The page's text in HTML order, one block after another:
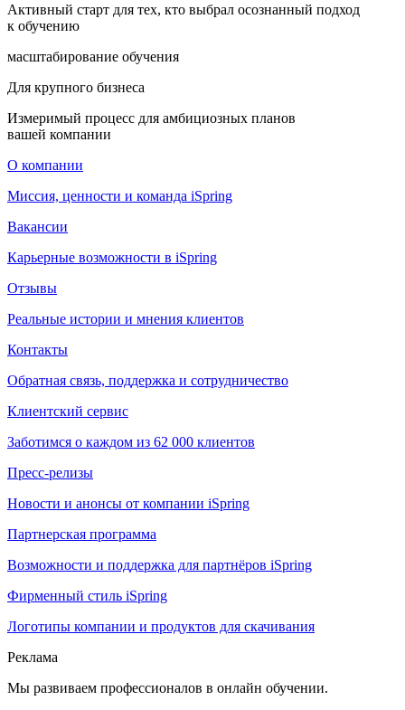
Активный старт для тех, кто выбрал осознанный подход
к обучению
масштабирование обучения
Для крупного бизнеса
Измеримый процесс для амбициозных планов
вашей компании
О компании
Миссия, ценности и команда iSpring
Вакансии
Карьерные возможности в iSpring
Отзывы
Реальные истории и мнения клиентов
Контакты
Обратная связь, поддержка и сотрудничество
Клиентский сервис
Заботимся о каждом из 62 000 клиентов
Пресс-релизы
Новости и анонсы от компании iSpring
Партнерская программа
Возможности и поддержка для партнёров iSpring
Фирменный стиль iSpring
Логотипы компании и продуктов для скачивания
Реклама
Мы развиваем профессионалов в онлайн обучении.